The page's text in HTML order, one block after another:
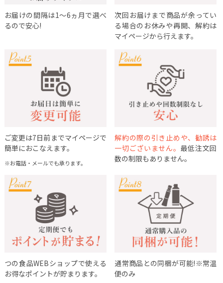
お届けの間隔は1～6ヵ月で選べ
るので安心!
次回お届けまで商品が余ってい
る場合のお休みや再開、解約は
マイページから行えます。
ご変更は7日前までマイページで
簡単におこなえます。
※お電話・メールでも承ります。
解約の際の引き止めや、勧誘は
一切ございません。 最低注文回
数の制限もありません。
つの食品WEBショップで使える
お得なポイントが貯まります。
通常商品との同梱が可能!※常温
便のみ